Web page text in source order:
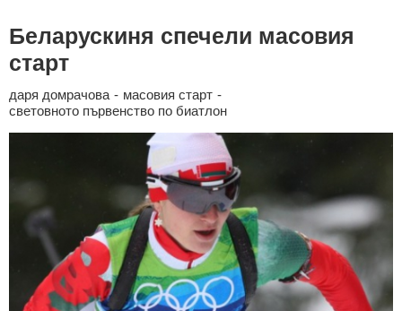
Беларускиня спечели масовия
старт
даря домрачова - масовия старт -
световното първенство по биатлон